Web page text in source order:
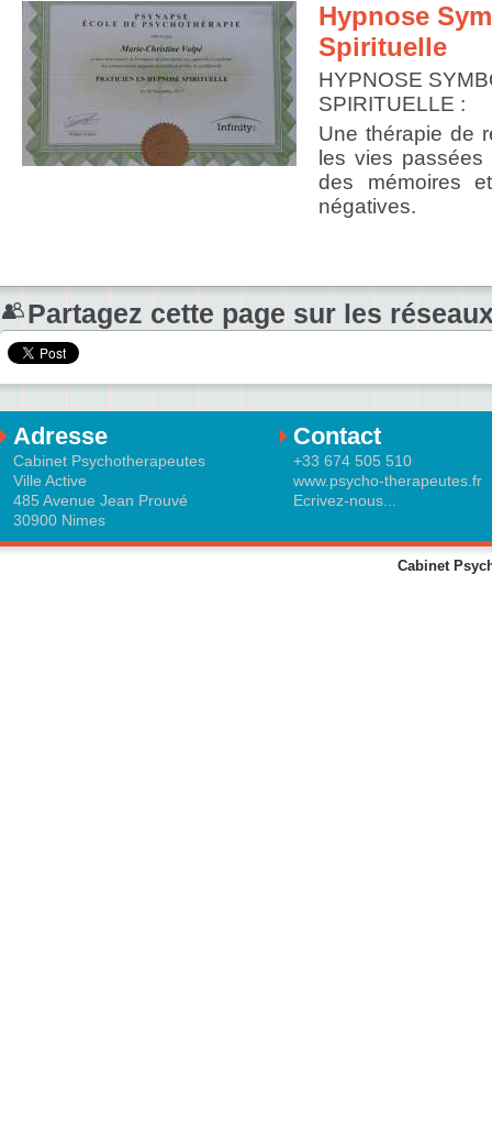
Hypnose
Spirituelle
HYPNOSE
SPIRITUELLE :
Une thérapie de
les vies
des mémoires
négatives.
Partagez cette page sur les
Adresse
Cabinet Psychotherapeutes
Ville Active
485 Avenue Jean Prouvé
30900 Nimes
Contact
+33 674 505 510
www.psycho-therapeutes.fr
Ecrivez-nous...
Cabinet